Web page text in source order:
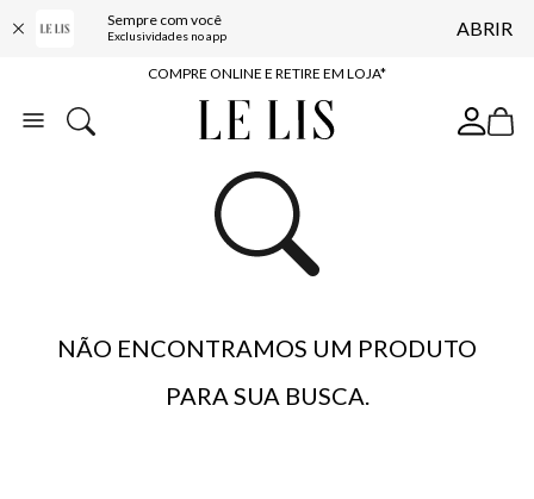
Sempre com você
Exclusividades no app ABRIR
10% OFF NA PRIMEIRA COMPRA*
COMPRE ONLINE E RETIRE EM LOJA*
ENTREGA EXPRESSA*
BAIXE O APP
10% OFF NA PRIMEIRA COMPRA*
NÃO ENCONTRAMOS UM PRODUTO
PARA SUA BUSCA.